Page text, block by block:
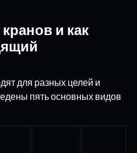
и как
для разных целей и
пять основных видов